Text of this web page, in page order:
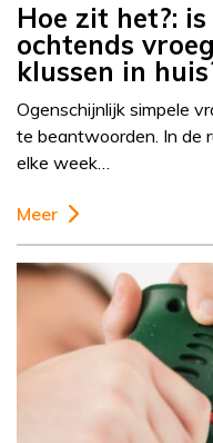
Hoe zit het?:
ochtends
klussen in
Ogenschijnlijk simpele
te beantwoorden. In de
elke week…
Meer